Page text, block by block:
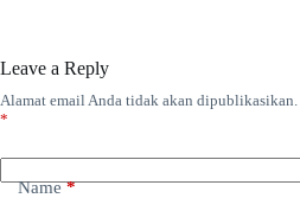
Leave a Reply
Alamat email Anda tidak akan dipublikasikan.
*
Name*